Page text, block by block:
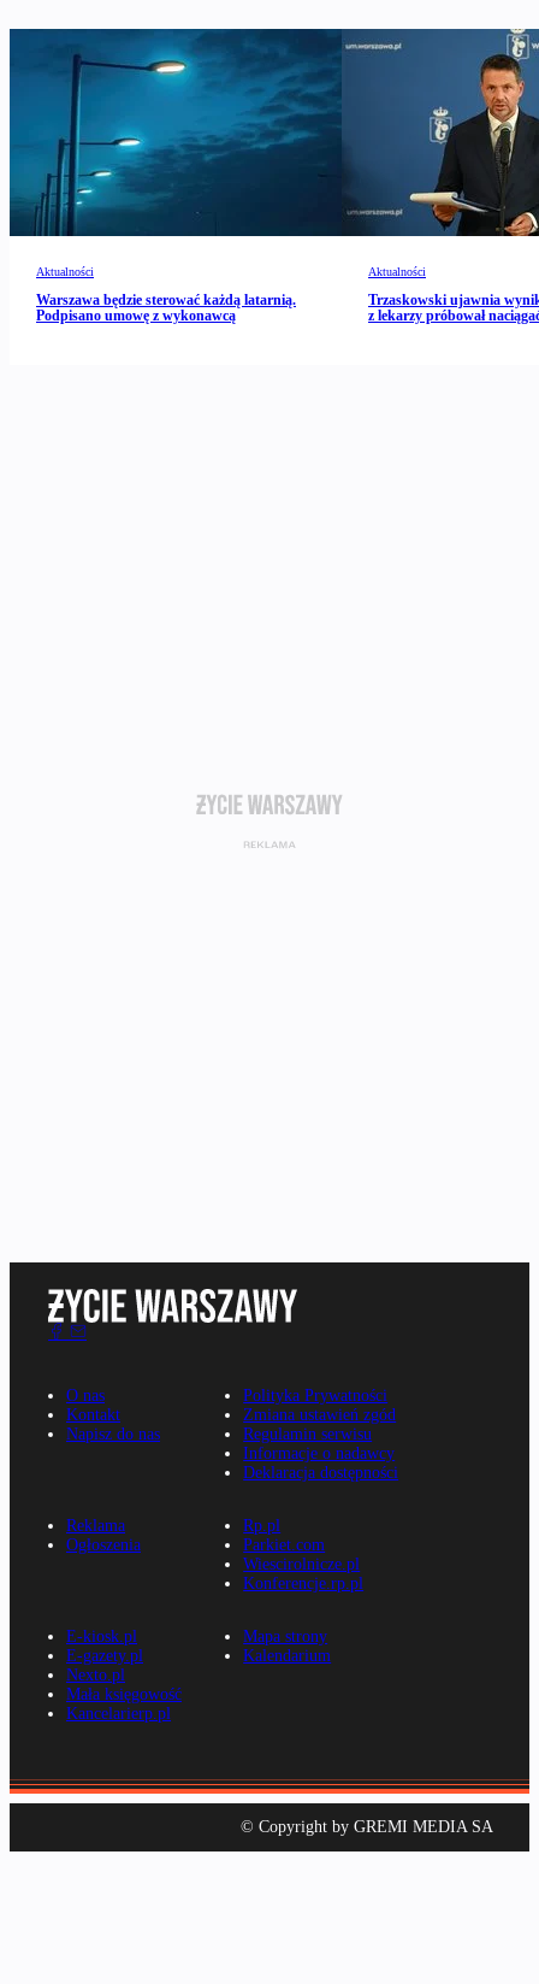
Aktualności
Warszawa będzie sterować każdą latarnią.
Podpisano umowę z wykonawcą
Aktualności
Trzaskowski ujawnia
z lekarzy próbował
O nas
Kontakt
Napisz do nas
Polityka Prywatności
Zmiana ustawień zgód
Regulamin serwisu
Informacje o nadawcy
Deklaracja dostępności
Reklama
Ogłoszenia
Rp.pl
Parkiet.com
Wiescirolnicze.pl
Konferencje.rp.pl
E-kiosk.pl
E-gazety.pl
Nexto.pl
Mała księgowość
Kancelarierp.pl
Mapa strony
Kalendarium
© Copyright by GREMI MEDIA SA